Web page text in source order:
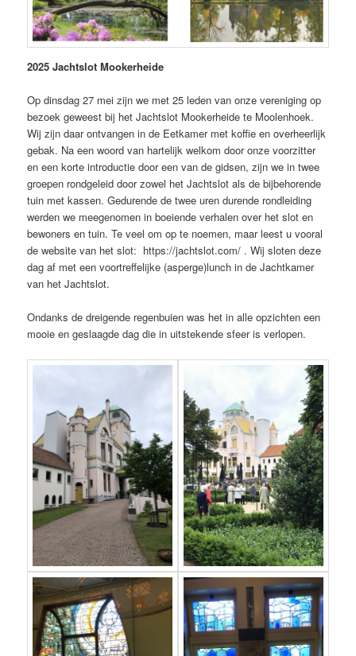
2025 Jachtslot Mookerheide
Op dinsdag 27 mei zijn we met 25 leden van onze vereniging op
bezoek geweest bij het Jachtslot Mookerheide te Moolenhoek.
Wij zijn daar ontvangen in de Eetkamer met koffie en overheerlijk
gebak. Na een woord van hartelijk welkom door onze voorzitter
en een korte introductie door een van de gidsen, zijn we in twee
groepen rondgeleid door zowel het Jachtslot als de bijbehorende
tuin met kassen. Gedurende de twee uren durende rondleiding
werden we meegenomen in boeiende verhalen over het slot en
bewoners en tuin. Te veel om op te noemen, maar leest u vooral
de website van het slot: https://jachtslot.com/ . Wij sloten deze
dag af met een voortreffelijke (asperge)lunch in de Jachtkamer
van het Jachtslot.
Ondanks de dreigende regenbuien was het in alle opzichten een
mooie en geslaagde dag die in uitstekende sfeer is verlopen.